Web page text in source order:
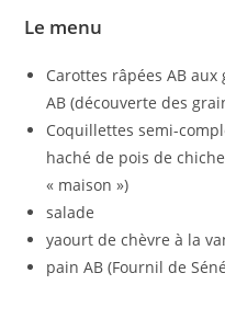
Le menu
Carottes râpées AB
AB (découverte des
Coquillettes semi-
haché de pois de
« maison »)
salade
yaourt de chèvre à la
pain AB (Fournil de